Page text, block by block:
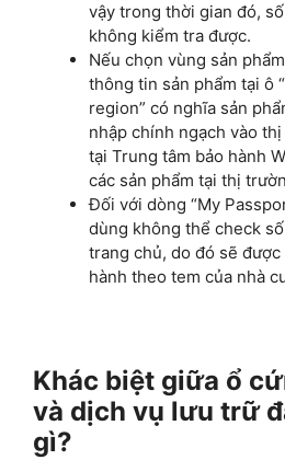
vậy trong thời gian đó,
không kiểm tra được.
Nếu chọn vùng sản
thông tin sản phẩm tại ô
region” có nghĩa sản
nhập chính ngạch vào
tại Trung tâm bảo hành
các sản phẩm tại thị
Đối với dòng “My
dùng không thể check
trang chủ, do đó sẽ được
hành theo tem của nhà
Khác biệt giữa ổ
và dịch vụ lưu trữ
gì?